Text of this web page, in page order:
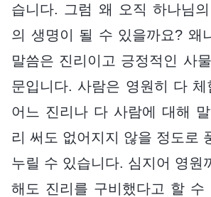
습니다. 그럼 왜 오직 하나님
의 생명이 될 수 있을까요? 왜
말씀은 진리이고 긍정적인 사
문입니다. 사람은 영원히 다
어느 진리나 다 사람에 대해
리 써도 없어지지 않을 정도로
누릴 수 있습니다. 심지어 영원
해도 진리를 구비했다고 할 수